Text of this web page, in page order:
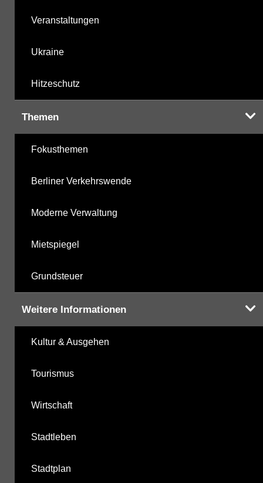
Veranstaltungen
Ukraine
Hitzeschutz
Themen
Fokusthemen
Berliner Verkehrswende
Moderne Verwaltung
Mietspiegel
Grundsteuer
Weitere Informationen
Kultur & Ausgehen
Tourismus
Wirtschaft
Stadtleben
Stadtplan